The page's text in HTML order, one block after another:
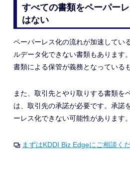
すべての書類をペーパー
はない
ペーパーレス化の流れが加速してい
ルデータ化できない書類もあります
書類による保管が義務となっている
また、取引先とやり取りする書類を
は、取引先の承諾が必要です。承諾
ーレス化できない可能性があります。
まずはKDDI Biz Edgeにご相談く